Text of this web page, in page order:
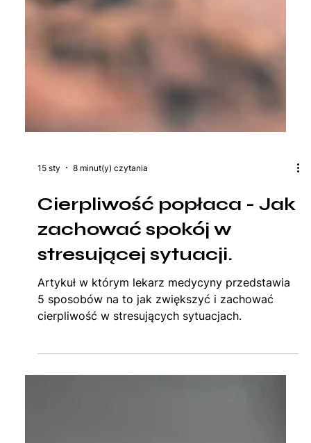
15 sty 8 minut(y) czytania
Cierpliwość popłaca - Jak
zachować spokój w
stresującej sytuacji.
Artykuł w którym lekarz medycyny przedstawia